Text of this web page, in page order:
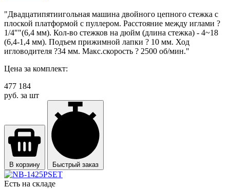
"Двадцатипятиигольная машина двойного цепного стежка с
плоской платформой с пуллером. Расстояние между иглами ?
1/4""(6,4 мм). Кол-во стежков на дюйм (длина стежка) - 4~18
(6,4-1,4 мм). Подъем прижимной лапки ? 10 мм. Ход
игловодителя ?34 мм. Макс.скорость ? 2500 об/мин."
Цена за комплект:
477 184
руб. за шт
В корзину Быстрый заказ
Есть на складе